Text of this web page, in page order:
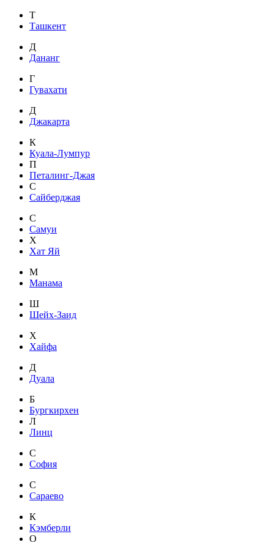
Т
Ташкент
Д
Дананг
Г
Гувахати
Д
Джакарта
К
Куала-Лумпур
П
Петалинг-Джая
С
Сайберджая
С
Самуи
Х
Хат Яй
М
Манама
Ш
Шейх-Заид
Х
Хайфа
Д
Дуала
Б
Бургкирхен
Л
Линц
С
София
С
Сараево
К
Кэмберли
О